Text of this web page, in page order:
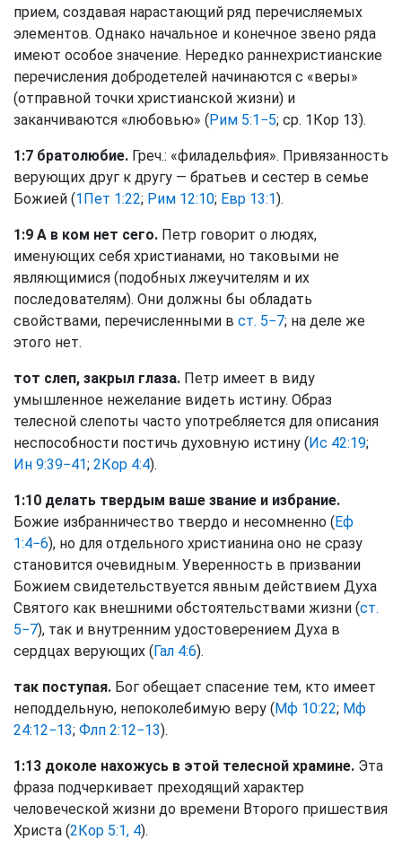
прием, создавая нарастающий ряд перечисляемых
элементов. Однако начальное и конечное звено ряда
имеют особое значение. Нередко раннехристианские
перечисления добродетелей начинаются с «веры»
(отправной точки христианской жизни) и
заканчиваются «любовью» (Рим 5:1−5; ср. 1Кор 13).
1:7 братолюбие. Греч.: «филадельфия». Привязанность
верующих друг к другу — братьев и сестер в семье
Божией (1Пет 1:22; Рим 12:10; Евр 13:1).
1:9 А в ком нет сего. Петр говорит о людях,
именующих себя христианами, но таковыми не
являющимися (подобных лжеучителям и их
последователям). Они должны бы обладать
свойствами, перечисленными в ст. 5−7; на деле же
этого нет.
тот слеп, закрыл глаза. Петр имеет в виду
умышленное нежелание видеть истину. Образ
телесной слепоты часто употребляется для описания
неспособности постичь духовную истину (Ис 42:19;
Ин 9:39−41; 2Кор 4:4).
1:10 делать твердым ваше звание и избрание.
Божие избранничество твердо и несомненно (Еф
1:4−6), но для отдельного христианина оно не сразу
становится очевидным. Уверенность в призвании
Божием свидетельствуется явным действием Духа
Святого как внешними обстоятельствами жизни (ст.
5−7), так и внутренним удостоверением Духа в
сердцах верующих (Гал 4:6).
так поступая. Бог обещает спасение тем, кто имеет
неподдельную, непоколебимую веру (Мф 10:22; Мф
24:12−13; Флп 2:12−13).
1:13 доколе нахожусь в этой телесной храмине. Эта
фраза подчеркивает преходящий характер
человеческой жизни до времени Второго пришествия
Христа (2Кор 5:1, 4).